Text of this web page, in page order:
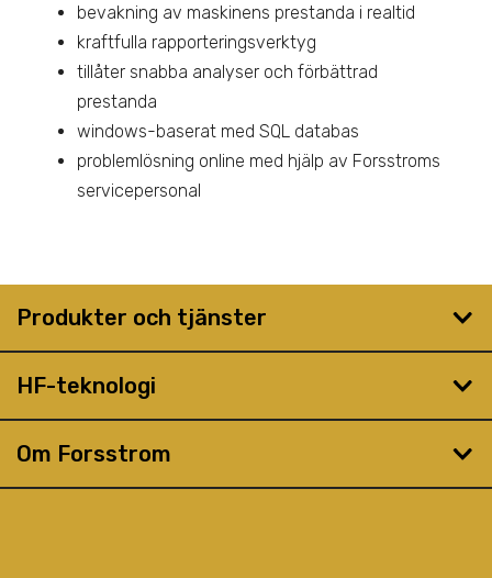
bevakning av maskinens prestanda i realtid
kraftfulla rapporteringsverktyg
tillåter snabba analyser och förbättrad
prestanda
windows-baserat med SQL databas
problemlösning online med hjälp av Forsstroms
servicepersonal
Produkter och tjänster
HF-teknologi
Om Forsstrom